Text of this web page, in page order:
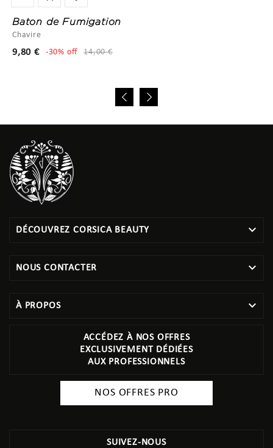
Baton de Fumigation
Chavire
9,80 €
Prix
-30% off 14,00 €
DÉCOUVREZ CORSICA BEAUTY 
NOUS CONTACTER 
À PROPOS 
ACCÉDEZ À NOS OFFRES
EXCLUSIVEMENT DÉDIÉES
AUX PROFESSIONNELS
NOS OFFRES PRO
SUIVEZ-NOUS